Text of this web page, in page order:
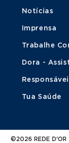
Notícias
Imprensa
Trabalhe
Dora -
Tua Saúde
©2026 REDE D'OR